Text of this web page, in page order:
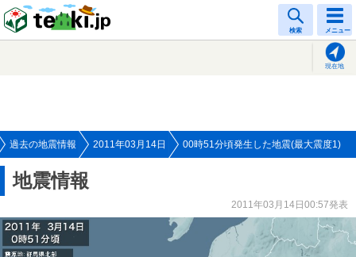
検索 メニュー
現在地
過去の地震情報 2011年03月14日 00時51分頃発生した地震(最大震度1)
地震情報
2011年03月14日00:57発表